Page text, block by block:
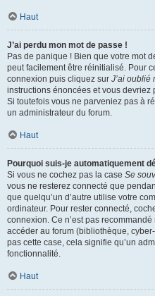
Haut
J’ai perdu mon mot de passe !
Pas de panique ! Bien que votre mot
peut facilement être réinitialisé. Pour
connexion puis cliquez sur J’ai oublié
instructions énoncées et vous
Si toutefois vous ne parveniez pas à
un administrateur du forum.
Haut
Pourquoi suis-je automatiquement
Si vous ne cochez pas la case Se
vous ne resterez connecté que
que quelqu’un d’autre utilise votre
ordinateur. Pour rester connecté,
connexion. Ce n’est pas
accéder au forum (bibliothèque,
pas cette case, cela signifie qu’un
fonctionnalité.
Haut